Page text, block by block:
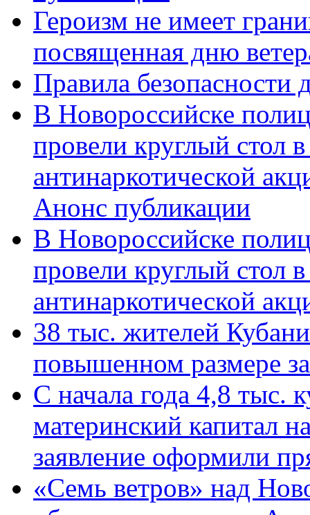
Героизм не имеет
посвященная дню
Правила безопасности
В Новороссийске
провели круглый стол
антинаркотической
Анонс публикации
В Новороссийске
провели круглый стол
антинаркотической
38 тыс. жителей
повышенном размере
С начала года 4,8 тыс.
материнский капитал
заявление оформили
«Семь ветров» над